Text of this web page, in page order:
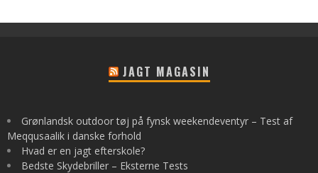
JAGT MAGASIN
Grønlandsk outdoor tøj på fynsk weekendeventyr – Test af
Meqqusaalik i danske forhold
Hvad er en jagt efterskole?
Bedste Skydebriller – Eksterne Tests